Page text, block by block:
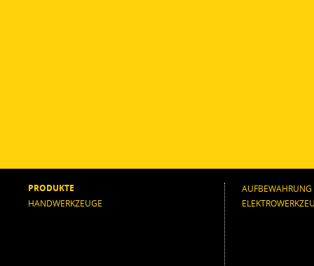
PRODUKTE
HANDWERKZEUGE
AUFBEWAHRUNG